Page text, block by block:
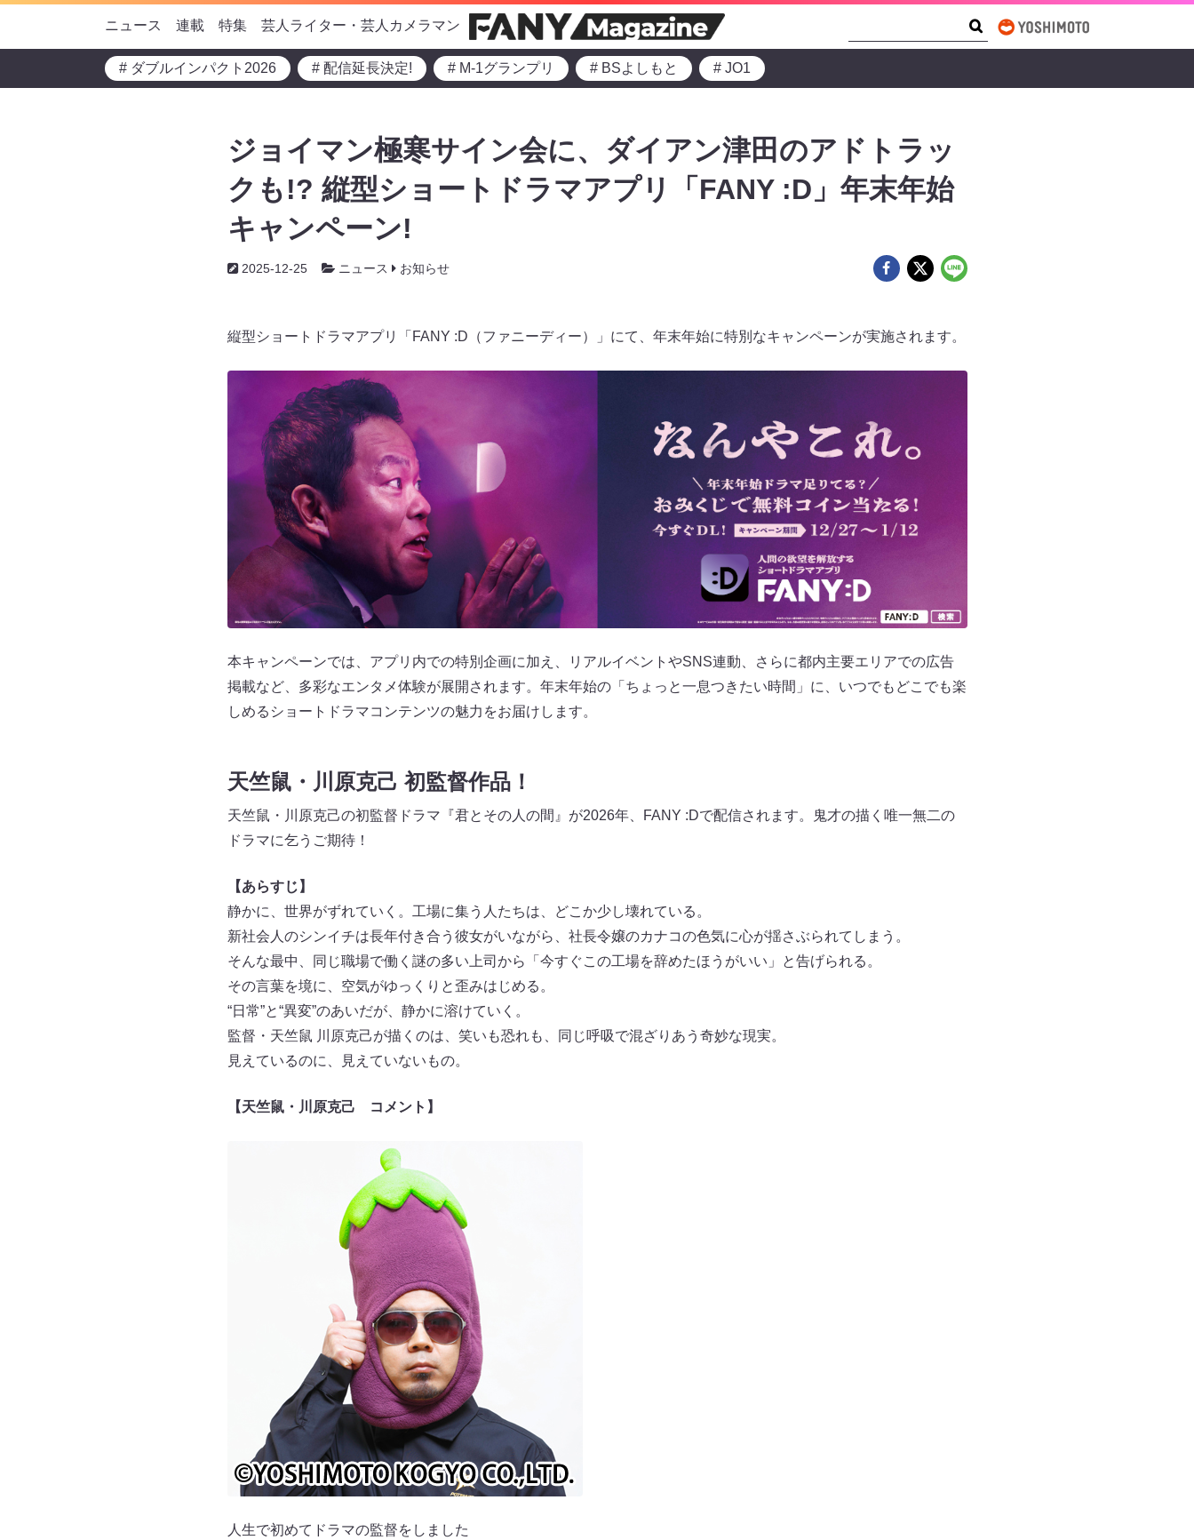
ニュース 連載 特集 芸人ライター・芸人カメラマン
# ダブルインパクト2026 # 配信延長決定! # M-1グランプリ # BSよしもと # JO1
ジョイマン極寒サイン会に、ダイアン津田のアドトラッ
クも!? 縦型ショートドラマアプリ「FANY :D」年末年始
キャンペーン!
2025-12-25 ニュース お知らせ
縦型ショートドラマアプリ「FANY :D（ファニーディー）」にて、年末年始に特別なキャンペーンが実施されます。
本キャンペーンでは、アプリ内での特別企画に加え、リアルイベントやSNS連動、さらに都内主要エリアでの広告
掲載など、多彩なエンタメ体験が展開されます。年末年始の「ちょっと一息つきたい時間」に、いつでもどこでも楽
しめるショートドラマコンテンツの魅力をお届けします。
天竺鼠・川原克己 初監督作品！
天竺鼠・川原克己の初監督ドラマ『君とその人の間』が2026年、FANY :Dで配信されます。鬼才の描く唯一無二の
ドラマに乞うご期待！
【あらすじ】
静かに、世界がずれていく。工場に集う人たちは、どこか少し壊れている。
新社会人のシンイチは長年付き合う彼女がいながら、社長令嬢のカナコの色気に心が揺さぶられてしまう。
そんな最中、同じ職場で働く謎の多い上司から「今すぐこの工場を辞めたほうがいい」と告げられる。
その言葉を境に、空気がゆっくりと歪みはじめる。
“日常”と“異変”のあいだが、静かに溶けていく。
監督・天竺鼠 川原克己が描くのは、笑いも恐れも、同じ呼吸で混ざりあう奇妙な現実。
見えているのに、見えていないもの。
【天竺鼠・川原克己 コメント】
人生で初めてドラマの監督をしました